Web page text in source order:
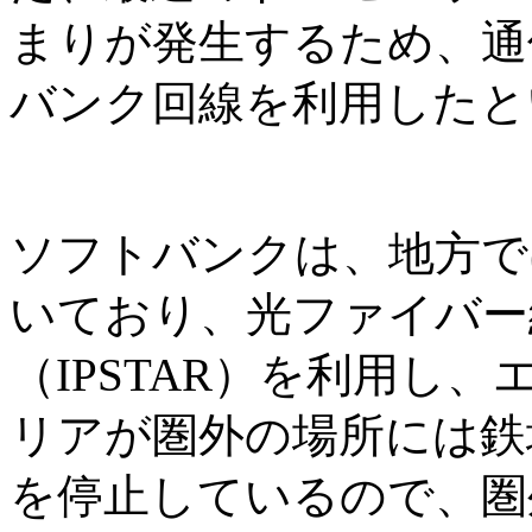
まりが発生するため、
バンク回線を利用した
ソフトバンクは、地方
いており、光ファイバ
（IPSTAR）を利用し
リアが圏外の場所には
を停止しているので、